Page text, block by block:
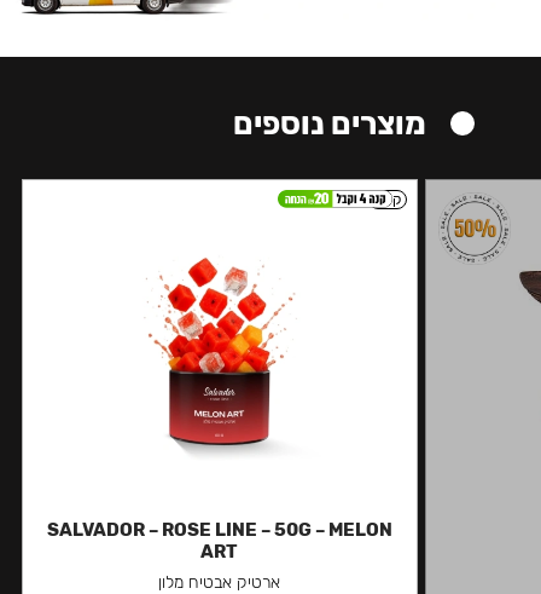
מוצרים נוספים
קל
SALVADOR – ROSE LINE – 50G – MELON
ART
ארטיק אבטיח מלון